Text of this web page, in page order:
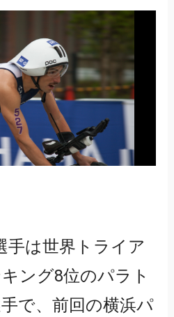
手は世界トライア
ング8位のパラト
で、前回の横浜パ